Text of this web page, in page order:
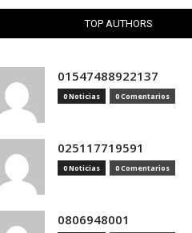
TOP AUTHORS
01547488922137
0 Noticias 0 Comentarios
025117719591
0 Noticias 0 Comentarios
0806948001